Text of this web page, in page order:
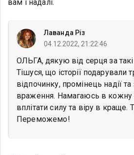
вам і надалі.
Лаванда Різ
04.12.2022, 21:22:46
ОЛЬГА, дякую від серця за
Тішуся, що історії подарували
відпочинку, промінець надії
враження. Намагаюсь в кожну
вплітати силу та віру в краще.
Переможемо!